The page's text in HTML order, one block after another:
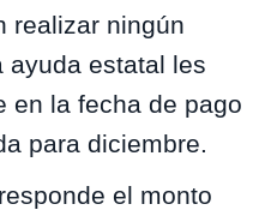
realizar ningún
ayuda estatal les
en la fecha de pago
para diciembre.
el monto